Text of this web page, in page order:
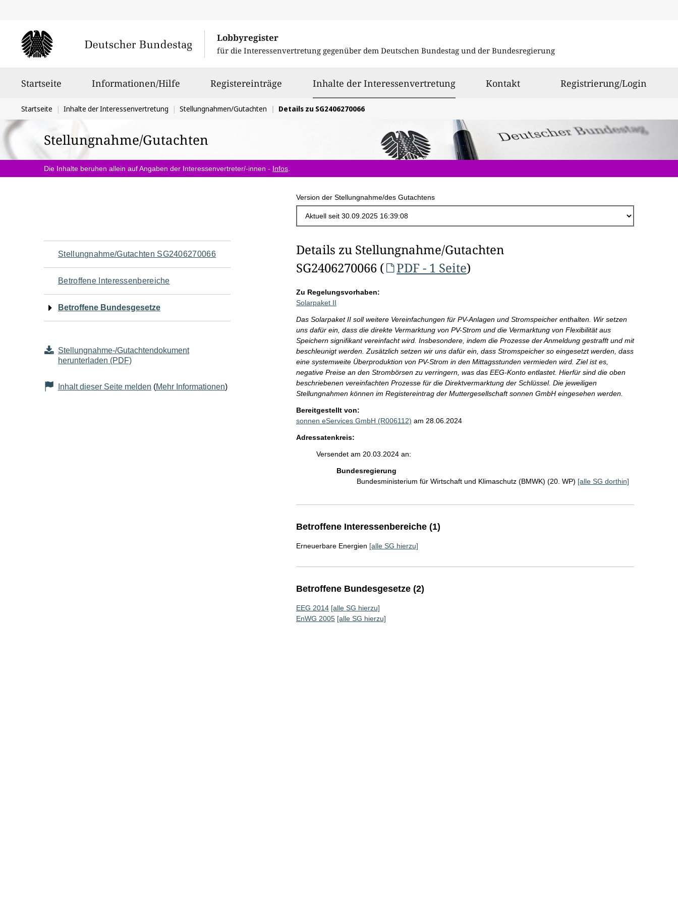
Lobbyregister
für die Interessenvertretung gegenüber dem Deutschen Bundestag und der Bundesregierung
Startseite Informationen/Hilfe Registereinträge Inhalte der Interessenvertretungausgewählt
Kontakt Registrierung/Login
Sie
befinden
sich
hier:
Startseite Inhalte der Interessenvertretung Stellungnahmen/Gutachten Details zu SG2406270066
Stellungnahme/Gutachten
Die Inhalte beruhen allein auf Angaben der Interessenvertreter/-innen - Infos
Version der Stellungnahme/des Gutachtens
Navigation
für
den
Seiteninhalt
Stellungnahme/Gutachten SG2406270066
Betroffene Interessenbereiche
Betroffene Bundesgesetze
Stellungnahme-/Gutachtendokument
herunterladen (PDF)
Inhalt dieser Seite melden (Mehr Informationen)
Details zu Stellungnahme/Gutachten
SG2406270066 (
PDF - 1 Seite)
Zu Regelungsvorhaben:
Solarpaket II
Das Solarpaket II soll weitere Vereinfachungen für PV-Anlagen und Stromspeicher enthalten. Wir setzen
uns dafür ein, dass die direkte Vermarktung von PV-Strom und die Vermarktung von Flexibilität aus
Speichern signifikant vereinfacht wird. Insbesondere, indem die Prozesse der Anmeldung gestrafft und mit
beschleunigt werden. Zusätzlich setzen wir uns dafür ein, dass Stromspeicher so eingesetzt werden, dass
eine systemweite Überproduktion von PV-Strom in den Mittagsstunden vermieden wird. Ziel ist es,
negative Preise an den Strombörsen zu verringern, was das EEG-Konto entlastet. Hierfür sind die oben
beschriebenen vereinfachten Prozesse für die Direktvermarktung der Schlüssel. Die jeweiligen
Stellungnahmen können im Registereintrag der Muttergesellschaft sonnen GmbH eingesehen werden.
Bereitgestellt von:
sonnen eServices GmbH (R006112) am 28.06.2024
Adressatenkreis:
Versendet am 20.03.2024 an:
Bundesregierung
Bundesministerium für Wirtschaft und Klimaschutz (BMWK) (20. WP) [alle SG dorthin]
Betroffene Interessenbereiche (1)
Erneuerbare Energien [alle SG hierzu]
Betroffene Bundesgesetze (2)
EEG 2014 [alle SG hierzu]
EnWG 2005 [alle SG hierzu]